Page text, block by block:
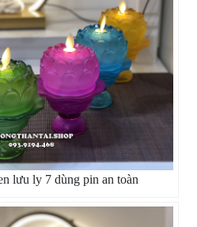
lưu ly 7 dùng pin an toàn